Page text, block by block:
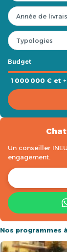
Budget
1 000 000 € et +
Un conseiller
engagement.
Nos programmes